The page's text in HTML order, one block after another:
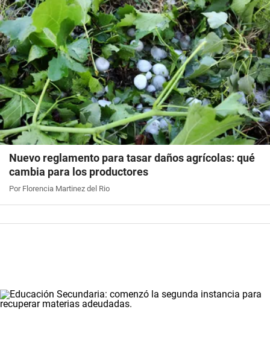
Nuevo reglamento para tasar daños agrícolas: qué
cambia para los productores
Por Florencia Martinez del Rio